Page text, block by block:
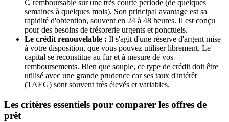
€, remboursable sur une très courte période (de quelques
semaines à quelques mois). Son principal avantage est sa
rapidité d'obtention, souvent en 24 à 48 heures. Il est conçu
pour des besoins de trésorerie urgents et ponctuels.
Le crédit renouvelable : Il s'agit d'une réserve d'argent mise
à votre disposition, que vous pouvez utiliser librement. Le
capital se reconstitue au fur et à mesure de vos
remboursements. Bien que souple, ce type de crédit doit être
utilisé avec une grande prudence car ses taux d'intérêt
(TAEG) sont souvent très élevés et variables.
Les critères essentiels pour comparer les offres de
prêt